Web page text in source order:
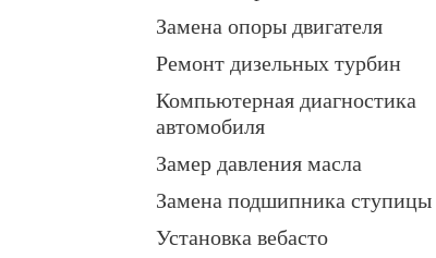
Замена опоры двигателя
Ремонт дизельных турбин
Компьютерная диагностика
автомобиля
Замер давления масла
Замена подшипника ступицы
Установка вебасто